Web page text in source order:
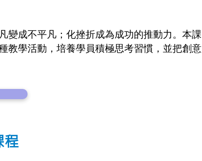
變成不平凡；化挫折成為成功的推動力。本課
教學活動，培養學員積極思考習慣，並把創意
程